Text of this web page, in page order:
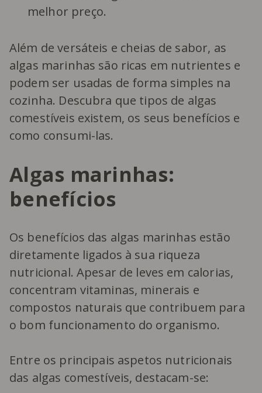
melhor preço.
Além de versáteis e cheias de sabor, as
algas marinhas são ricas em nutrientes e
podem ser usadas de forma simples na
cozinha. Descubra que tipos de algas
comestíveis existem, os seus benefícios e
como consumi-las.
Algas marinhas:
benefícios
Os benefícios das algas marinhas estão
diretamente ligados à sua riqueza
nutricional. Apesar de leves em calorias,
concentram vitaminas, minerais e
compostos naturais que contribuem para
o bom funcionamento do organismo.
Entre os principais aspetos nutricionais
das algas comestíveis, destacam-se: